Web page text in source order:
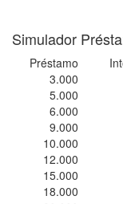
Simulador
Préstamo
3.000
5.000
6.000
9.000
10.000
12.000
15.000
18.000